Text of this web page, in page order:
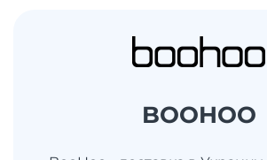
BOOHOO